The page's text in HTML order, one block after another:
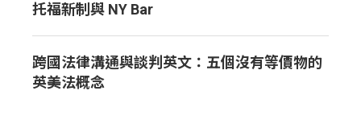
托福新制與 NY Bar
跨國法律溝通與談判英文：五個沒有等價物的
英美法概念